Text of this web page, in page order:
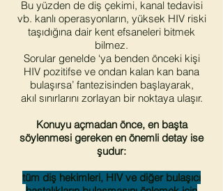
Bu yüzden de diş çekimi, kanal tedavisi
vb. kanlı operasyonların, yüksek HIV riski
taşıdığına dair kent efsaneleri bitmek
bilmez.
Sorular genelde ‘ya benden önceki kişi
HIV pozitifse ve ondan kalan kan bana
bulaşırsa’ fantezisinden başlayarak,
akıl sınırlarını zorlayan bir noktaya ulaşır.
Konuyu açmadan önce, en başta
söylenmesi gereken en önemli detay ise
şudur:
tüm diş hekimleri, HIV ve diğer bulaşıcı